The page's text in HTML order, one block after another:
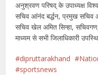
अनुश्रवण परिषद् के उपाध्यक्ष
सचिव आंनंद बर्द्धन, प्रमुख
सचिव खेल अमित सिन्हा, सचिवगण,
माध्यम से सभी जिलाधिकारी
dipruttarakhand
sportsnews